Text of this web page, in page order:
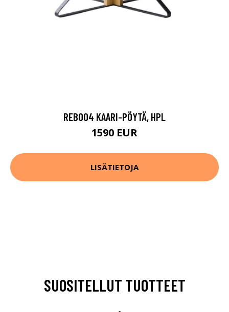
REB004 KAARI-PÖYTÄ, HPL
1590 EUR
LISÄTIETOJA
SUOSITELLUT TUOTTEET